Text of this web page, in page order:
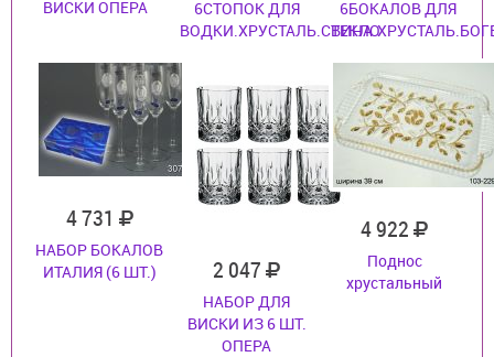
ВИСКИ ОПЕРА
6СТОПОК ДЛЯ
ВОДКИ.ХРУСТАЛЬ.СТЕКЛО
6БОКАЛОВ ДЛЯ
4 731
НАБОР БОКАЛОВ
ИТАЛИЯ (6 ШТ.)
2 047
НАБОР ДЛЯ
ВИСКИ ИЗ 6 ШТ.
ОПЕРА
4 922
Поднос
хрустальный